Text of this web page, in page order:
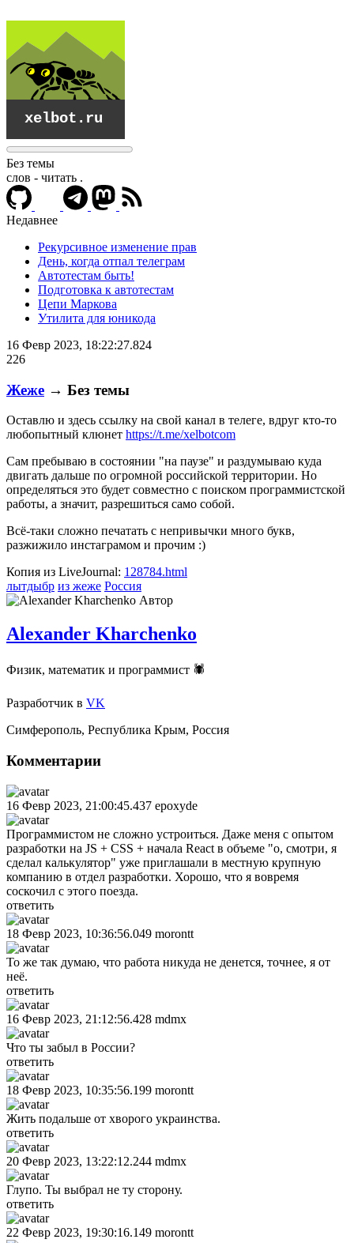
xelbot.ru
Без темы
слов - читать .
Недавнее
Рекурсивное изменение прав
День, когда отпал телеграм
Автотестам быть!
Подготовка к автотестам
Цепи Маркова
Утилита для юникода
16 Февр 2023, 18:22:27.824
226
Жеже → Без темы
Оставлю и здесь ссылку на свой канал в телеге, вдруг кто-то
любопытный клюнет https://t.me/xelbotcom
Сам пребываю в состоянии "на паузе" и раздумываю куда
двигать дальше по огромной российской территории. Но
определяться это будет совместно с поиском программистской
работы, а значит, разрешиться само собой.
Всё-таки сложно печатать с непривычки много букв,
разжижило инстаграмом и прочим :)
Копия из LiveJournal: 128784.html
лытдыбр из жеже Россия
Автор
Alexander Kharchenko
Физик, математик и программист 🕷
Разработчик в VK
Симферополь, Республика Крым, Россия
Комментарии
16 Февр 2023, 21:00:45.437 epoxyde
Программистом не сложно устроиться. Даже меня с опытом
разработки на JS + CSS + начала React в объеме "о, смотри, я
сделал калькулятор" уже приглашали в местную крупную
компанию в отдел разработки. Хорошо, что я вовремя
соскочил с этого поезда.
ответить
18 Февр 2023, 10:36:56.049 morontt
То же так думаю, что работа никуда не денется, точнее, я от
неё.
ответить
16 Февр 2023, 21:12:56.428 mdmx
Что ты забыл в России?
ответить
18 Февр 2023, 10:35:56.199 morontt
Жить подальше от хворого украинства.
ответить
20 Февр 2023, 13:22:12.244 mdmx
Глупо. Ты выбрал не ту сторону.
ответить
22 Февр 2023, 19:30:16.149 morontt